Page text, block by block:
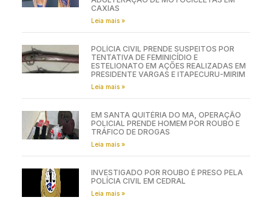
CAXIAS
Leia mais »
POLÍCIA CIVIL PRENDE SUSPEITOS POR
TENTATIVA DE FEMINICÍDIO E
ESTELIONATO EM AÇÕES REALIZADAS EM
PRESIDENTE VARGAS E ITAPECURU-MIRIM
Leia mais »
EM SANTA QUITÉRIA DO MA, OPERAÇÃO
POLICIAL PRENDE HOMEM POR ROUBO E
TRÁFICO DE DROGAS
Leia mais »
INVESTIGADO POR ROUBO É PRESO PELA
POLÍCIA CIVIL EM CEDRAL
Leia mais »